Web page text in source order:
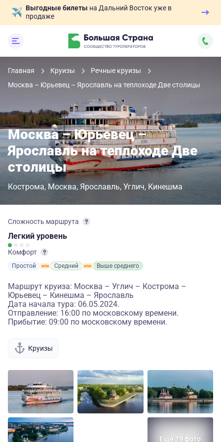
Выгодные билеты на Дальний Восток уже в
продаже
Главная Круизы
Речные круизы
Москва – Юрьевец – Ярославль на теплоходе Две столицы
Москва – Юрьевец –
Ярославль на теплоходе Две
столицы
Кострома Москва Ярославль Углич Кинешма
Сложность маршрута
Легкий уровень
Комфорт
Простой Средний Выше среднего
Маршрут круиза: Москва – Углич – Кострома –
Юрьевец – Кинешма – Ярославль
Дата начала тура: 06.05.2024.
Отправление: 16:00 по московскому времени.
Прибытие: 09:00 по московскому времени.
Круизы
Еще 19 фото